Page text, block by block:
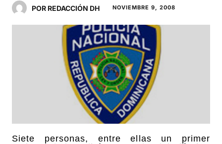
POR REDACCIÓN DH NOVIEMBRE 9, 2008
Siete personas, entre ellas un primer